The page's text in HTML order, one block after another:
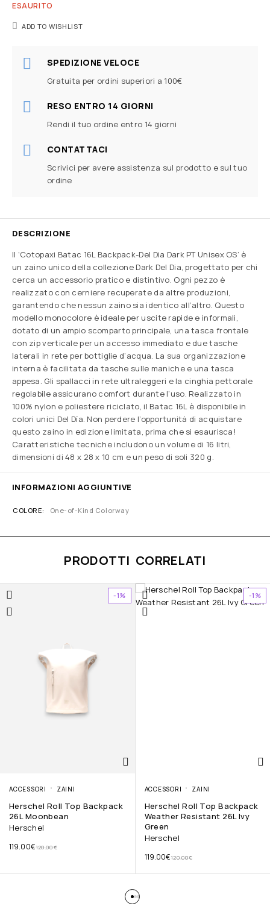
ESAURITO
ADD TO WISHLIST
SPEDIZIONE VELOCE
Gratuita per ordini superiori a 100€
RESO ENTRO 14 GIORNI
Rendi il tuo ordine entro 14 giorni
CONTATTACI
Scrivici per avere assistenza sul prodotto e sul tuo
ordine
DESCRIZIONE
Il ‘Cotopaxi Batac 16L Backpack-Del Dia Dark PT Unisex OS’ è
un zaino unico della collezione Dark Del Dia, progettato per chi
cerca un accessorio pratico e distintivo. Ogni pezzo è
realizzato con cerniere recuperate da altre produzioni,
garantendo che nessun zaino sia identico all’altro. Questo
modello monocolore è ideale per uscite rapide e informali,
dotato di un ampio scomparto principale, una tasca frontale
con zip verticale per un accesso immediato e due tasche
laterali in rete per bottiglie d’acqua. La sua organizzazione
interna è facilitata da tasche sulle maniche e una tasca
appesa. Gli spallacci in rete ultraleggeri e la cinghia pettorale
regolabile assicurano comfort durante l’uso. Realizzato in
100% nylon e poliestere riciclato, il Batac 16L è disponibile in
colori unici Del Día. Non perdere l’opportunità di acquistare
questo zaino in edizione limitata, prima che si esaurisca!
Caratteristiche tecniche includono un volume di 16 litri,
dimensioni di 48 x 28 x 10 cm e un peso di soli 320 g.
INFORMAZIONI AGGIUNTIVE
COLORE One-of-Kind Colorway
PRODOTTI CORRELATI
-1%
ACCESSORI ZAINI
Herschel Roll Top Backpack
26L Moonbean
Herschel
120.00€
119.00€
-1%
ACCESSORI ZAINI
Herschel Roll Top Backpack
Weather Resistant 26L Ivy
Green
Herschel
120.00€
119.00€